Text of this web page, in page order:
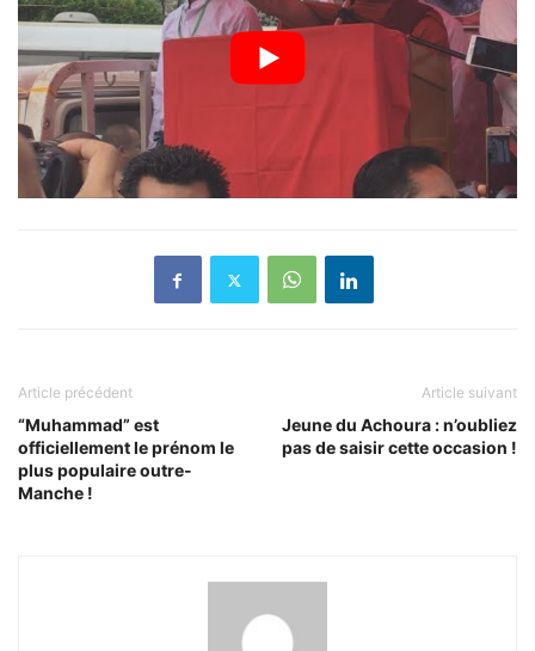
Article précédent
“Muhammad” est
officiellement le prénom le
plus populaire outre-
Manche !
Article suivant
Jeune du Achoura : n’oubliez
pas de saisir cette occasion !